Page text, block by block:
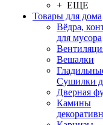
+ ЕЩЕ
Товары для дома
Вёдра,
для мусора
Вешалки
Сушилки
Дверная
Камины